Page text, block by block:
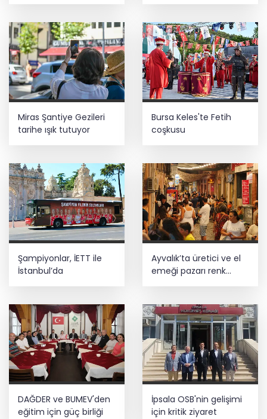
Miras Şantiye Gezileri
tarihe ışık tutuyor
Bursa Keles'te Fetih
coşkusu
Şampiyonlar, İETT ile
İstanbul’da
Ayvalık’ta üretici ve el
emeği pazarı renk
katıyor
DAĞDER ve BUMEV'den
eğitim için güç birliği
İpsala OSB'nin gelişimi
için kritik ziyaret